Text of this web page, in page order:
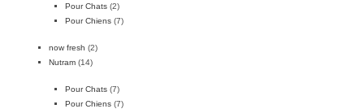
Pour Chats (2)
Pour Chiens (7)
now fresh (2)
Nutram (14)
Pour Chats (7)
Pour Chiens (7)